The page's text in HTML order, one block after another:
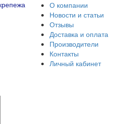
О компании
Новости и статьи
Отзывы
Доставка и оплата
Производители
Контакты
Личный кабинет